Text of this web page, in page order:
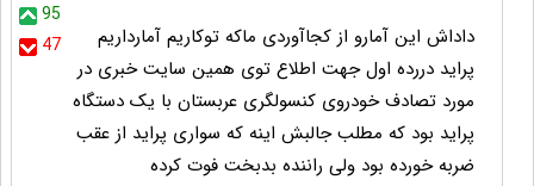
95
47
داداش این آمارو از کجاآوردی ماکه توکاریم آمارداریم
پراید دررده اول جهت اطلاع توی همین سایت خبری در
مورد تصادف خودروی کنسولگری عربستان با یک دستگاه
پراید بود که مطلب جالبش اینه که سواری پراید از عقب
ضربه خورده بود ولی راننده بدبخت فوت کرده